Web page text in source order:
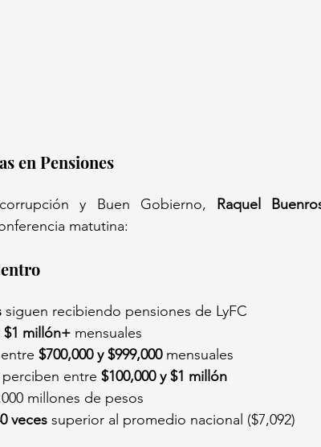
en Pensiones
y Buen Gobierno, Raquel
matutina:
siguen recibiendo pensiones de LyFC
$1 millón+ mensuales
$700,000 y $999,000 mensuales
entre $100,000 y $1 millón
millones de pesos
veces superior al promedio nacional ($7,092)